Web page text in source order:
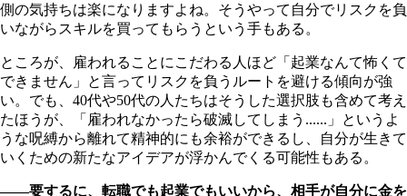
側の気持ちは楽になりますよね。そうやって自分でリスクを負
いながらスキルを買ってもらうという手もある。
ところが、雇われることにこだわる人ほど「起業なんて怖くて
できません」と言ってリスクを負うルートを避ける傾向が強
い。でも、40代や50代の人たちはそうした選択肢も含めて考え
たほうが、「雇われなかったら破滅してしまう......」というよ
うな呪縛から離れて精神的にも余裕ができるし、自分が生きて
いくための新たなアイデアが浮かんでくる可能性もある。
――要するに、転職でも起業でもいいから、相手が自分に金を